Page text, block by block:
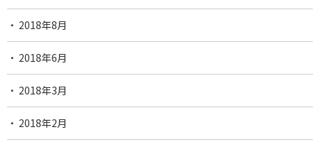
2018年8月
2018年6月
2018年3月
2018年2月